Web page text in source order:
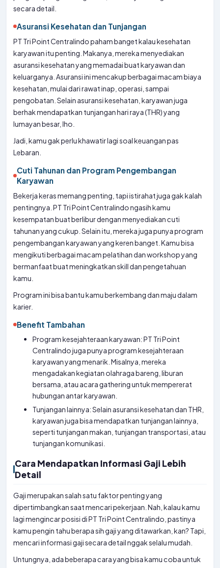
secara detail.
Asuransi Kesehatan dan Tunjangan
PT Tri Point Centralindo paham banget kalau kesehatan
karyawan itu penting. Makanya, mereka menyediakan
asuransi kesehatan yang memadai buat karyawan dan
keluarganya. Asuransi ini mencakup berbagai macam biaya
kesehatan, mulai dari rawat inap, operasi, sampai
pengobatan. Selain asuransi kesehatan, karyawan juga
berhak mendapatkan tunjangan hari raya (THR) yang
lumayan besar, lho.
Jadi, kamu gak perlu khawatir lagi soal keuangan pas
Lebaran.
Cuti Tahunan dan Program Pengembangan
Karyawan
Bekerja keras memang penting, tapi istirahat juga gak kalah
pentingnya. PT Tri Point Centralindo ngasih kamu
kesempatan buat berlibur dengan menyediakan cuti
tahunan yang cukup. Selain itu, mereka juga punya program
pengembangan karyawan yang keren banget. Kamu bisa
mengikuti berbagai macam pelatihan dan workshop yang
bermanfaat buat meningkatkan skill dan pengetahuan
kamu.
Program ini bisa bantu kamu berkembang dan maju dalam
karier.
Benefit Tambahan
Program kesejahteraan karyawan: PT Tri Point
Centralindo juga punya program kesejahteraan
karyawan yang menarik. Misalnya, mereka
mengadakan kegiatan olahraga bareng, liburan
bersama, atau acara gathering untuk mempererat
hubungan antar karyawan.
Tunjangan lainnya: Selain asuransi kesehatan dan THR,
karyawan juga bisa mendapatkan tunjangan lainnya,
seperti tunjangan makan, tunjangan transportasi, atau
tunjangan komunikasi.
Cara Mendapatkan Informasi Gaji Lebih
Detail
Gaji merupakan salah satu faktor penting yang
dipertimbangkan saat mencari pekerjaan. Nah, kalau kamu
lagi mengincar posisi di PT Tri Point Centralindo, pastinya
kamu pengin tahu berapa sih gaji yang ditawarkan, kan? Tapi,
mencari informasi gaji secara detail nggak selalu mudah.
Untungnya, ada beberapa cara yang bisa kamu coba untuk